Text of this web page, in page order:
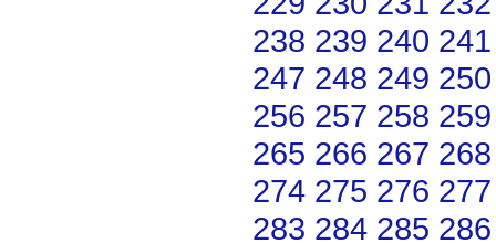
238 239 240 241
247 248 249 250
256 257 258 259
265 266 267 268
274 275 276 277
283 284 285 286